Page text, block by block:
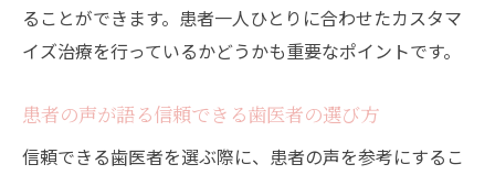
セラミック治療が選ばれる理由
中野区でセラミック治療が得意な歯医者の
セラミック治療で得られる健康と美しさ
患者が語るセラミック治療の満足度
ることができます。患者一人ひとりに合わせたカスタマ
イズ治療を行っているかどうかも重要なポイントです。
患者の声が語る信頼できる歯医者の選び方
信頼できる歯医者を選ぶ際に、患者の声を参考にするこ